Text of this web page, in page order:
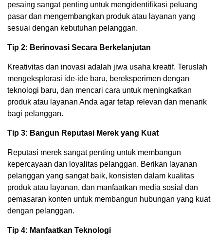
pesaing sangat penting untuk mengidentifikasi peluang
pasar dan mengembangkan produk atau layanan yang
sesuai dengan kebutuhan pelanggan.
Tip 2: Berinovasi Secara Berkelanjutan
Kreativitas dan inovasi adalah jiwa usaha kreatif. Teruslah
mengeksplorasi ide-ide baru, bereksperimen dengan
teknologi baru, dan mencari cara untuk meningkatkan
produk atau layanan Anda agar tetap relevan dan menarik
bagi pelanggan.
Tip 3: Bangun Reputasi Merek yang Kuat
Reputasi merek sangat penting untuk membangun
kepercayaan dan loyalitas pelanggan. Berikan layanan
pelanggan yang sangat baik, konsisten dalam kualitas
produk atau layanan, dan manfaatkan media sosial dan
pemasaran konten untuk membangun hubungan yang kuat
dengan pelanggan.
Tip 4: Manfaatkan Teknologi